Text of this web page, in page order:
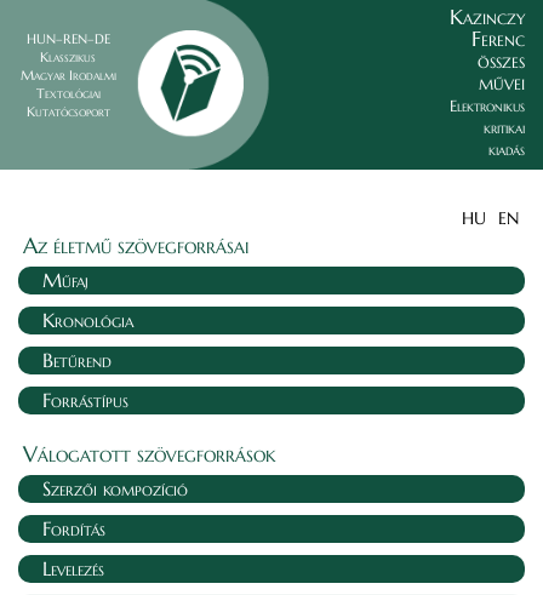
HUN–REN–DE
Klasszikus
Magyar Irodalmi
Textológiai
Kutatócsoport
Kazinczy
Ferenc
összes
művei
Elektronikus
kritikai
kiadás
HU EN
Az életmű szövegforrásai
Műfaj
Kronológia
Betűrend
Forrástípus
Válogatott szövegforrások
Szerzői kompozíció
Fordítás
Levelezés